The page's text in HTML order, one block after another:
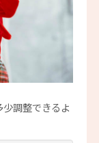
調整できるよ